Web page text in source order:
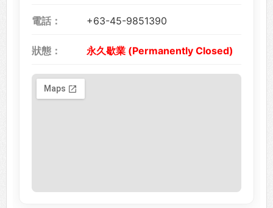
電話： +63-45-9851390
狀態： 永久歇業 (Permanently Closed)